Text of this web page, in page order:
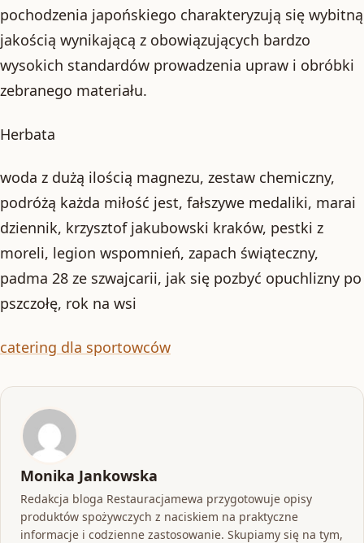
pochodzenia japońskiego charakteryzują się wybitną
jakością wynikającą z obowiązujących bardzo
wysokich standardów prowadzenia upraw i obróbki
zebranego materiału.
Herbata
woda z dużą ilością magnezu, zestaw chemiczny,
podróżą każda miłość jest, fałszywe medaliki, marai
dziennik, krzysztof jakubowski kraków, pestki z
moreli, legion wspomnień, zapach świąteczny,
padma 28 ze szwajcarii, jak się pozbyć opuchlizny po
pszczołę, rok na wsi
catering dla sportowców
Monika Jankowska
Redakcja bloga Restauracjamewa przygotowuje opisy
produktów spożywczych z naciskiem na praktyczne
informacje i codzienne zastosowanie. Skupiamy się na tym,